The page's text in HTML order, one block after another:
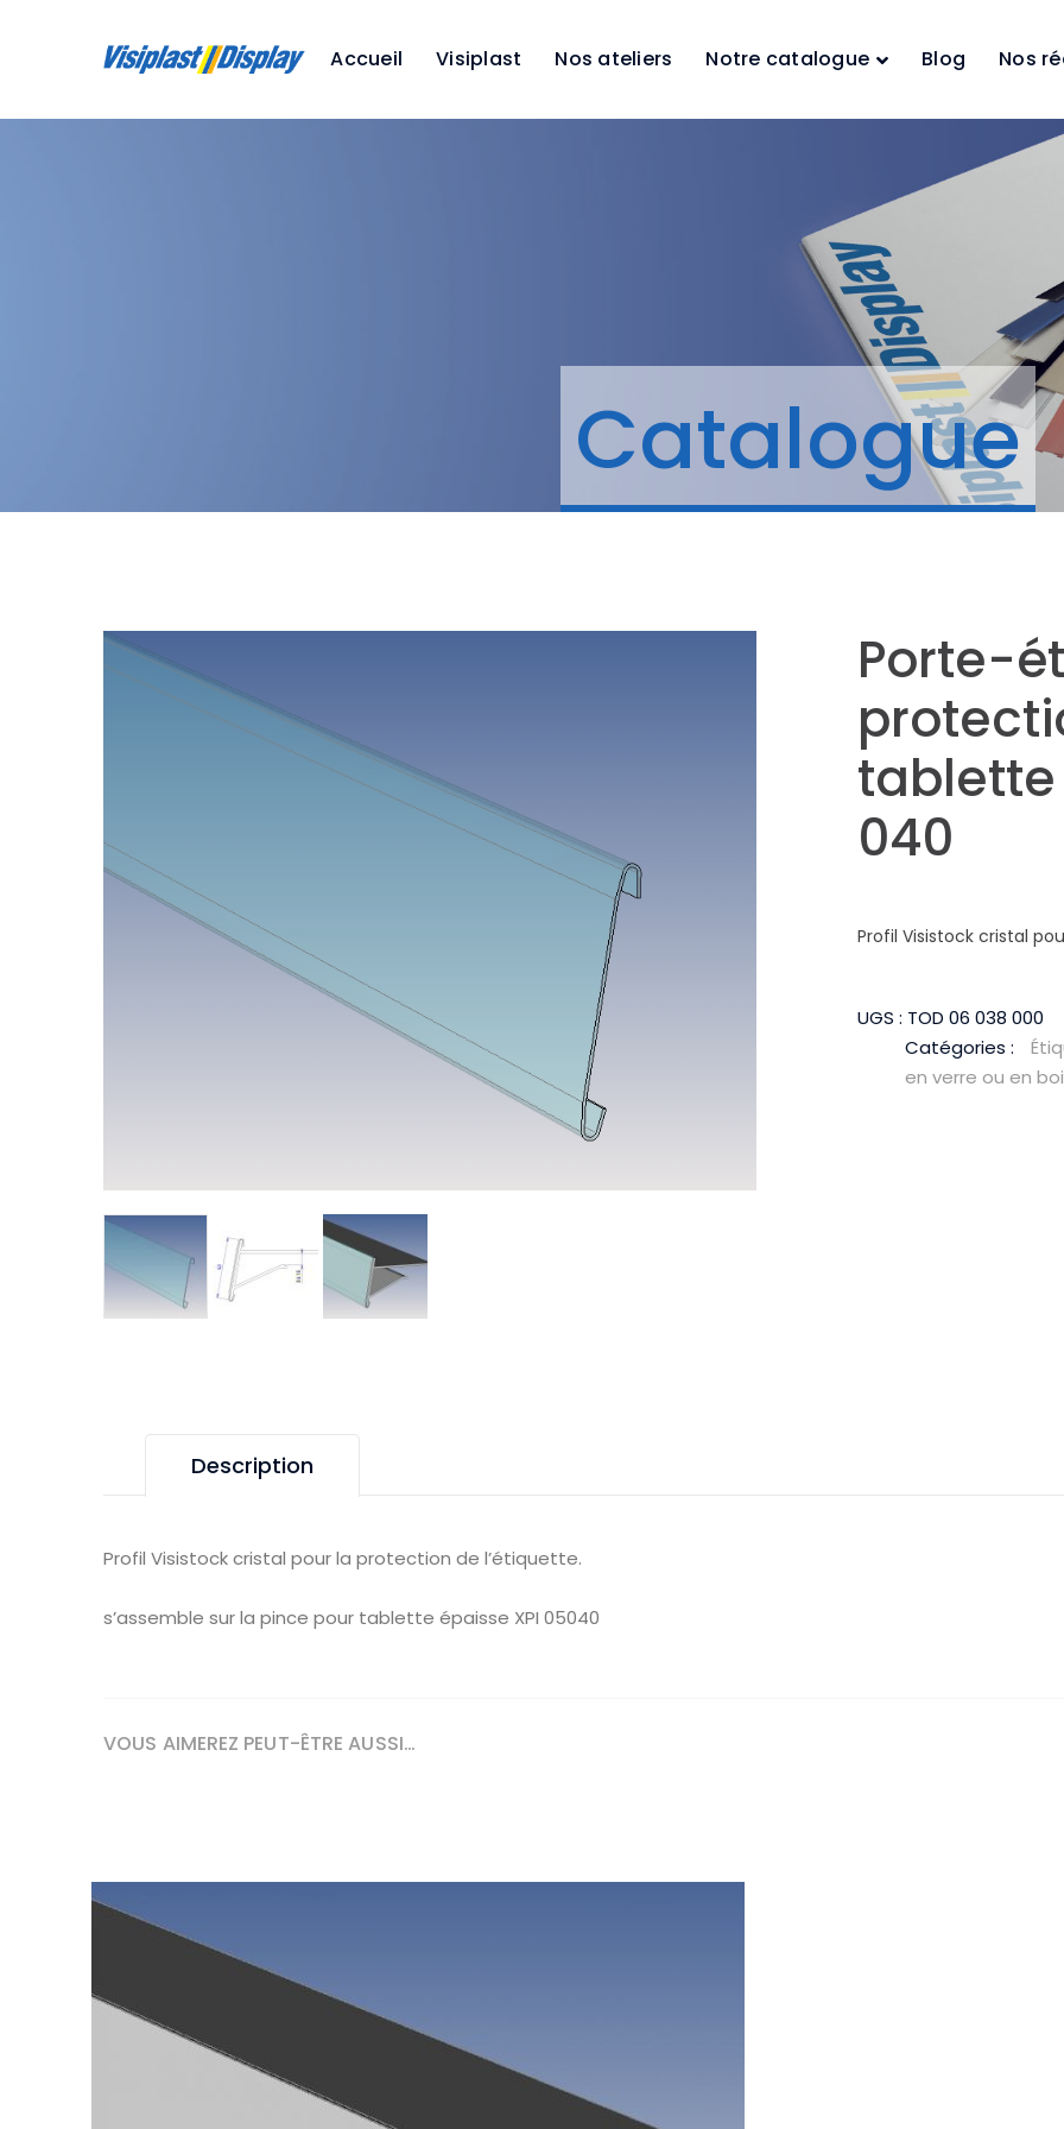
Accueil Visiplast Nos ateliers Notre catalogue Blog Nos
Catalogue
Porte-
tablette
040
Profil Visistock cristal
UGS : TOD 06 038 000
Catégories :
en verre ou en
Description
Profil Visistock cristal pour la protection de l’étiquette.
s’assemble sur la pince pour tablette épaisse XPI 05040
VOUS AIMEREZ PEUT-ÊTRE AUSSI…